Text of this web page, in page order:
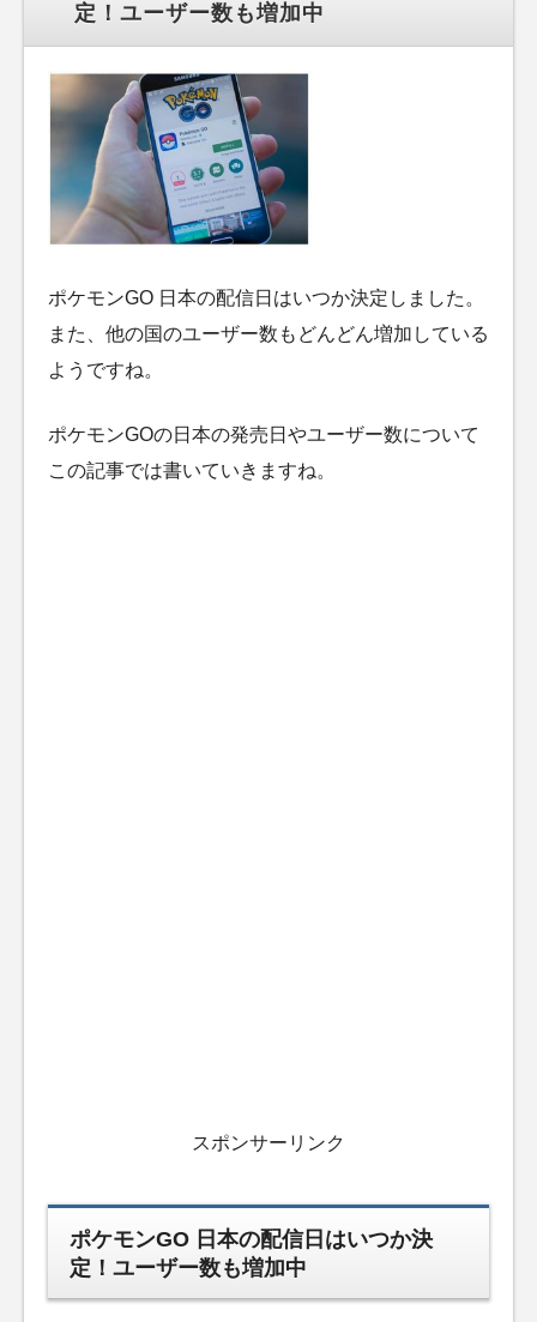
定！ユーザー数も増加中
ポケモンGO 日本の配信日はいつか決定しました。
また、他の国のユーザー数もどんどん増加している
ようですね。
ポケモンGOの日本の発売日やユーザー数について
この記事では書いていきますね。
スポンサーリンク
ポケモンGO 日本の配信日はいつか決
定！ユーザー数も増加中